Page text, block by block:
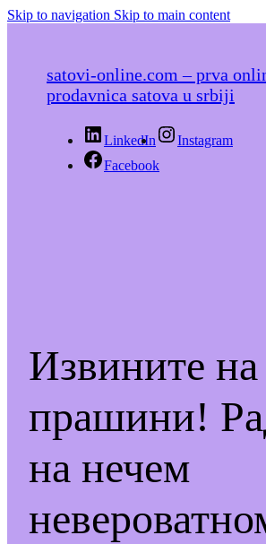
Skip to navigation Skip to main content
satovi-online.com – prva
prodavnica satova u srbiji
LinkedIn
Instagram
Facebook
Извините на
прашини!
на нечем